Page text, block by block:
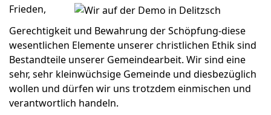
Frieden,
Gerechtigkeit und Bewahrung der Schöpfung-diese
wesentlichen Elemente unserer christlichen Ethik sind
Bestandteile unserer Gemeindearbeit. Wir sind eine
sehr, sehr kleinwüchsige Gemeinde und diesbezüglich
wollen und dürfen wir uns trotzdem einmischen und
verantwortlich handeln.